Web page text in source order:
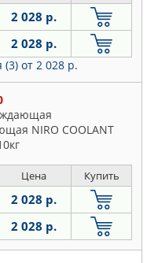
2 028 р.
2 028 р.
(3) от 2 028 р.
NIRO COOLANT
Цена Купить
2 028 р.
2 028 р.